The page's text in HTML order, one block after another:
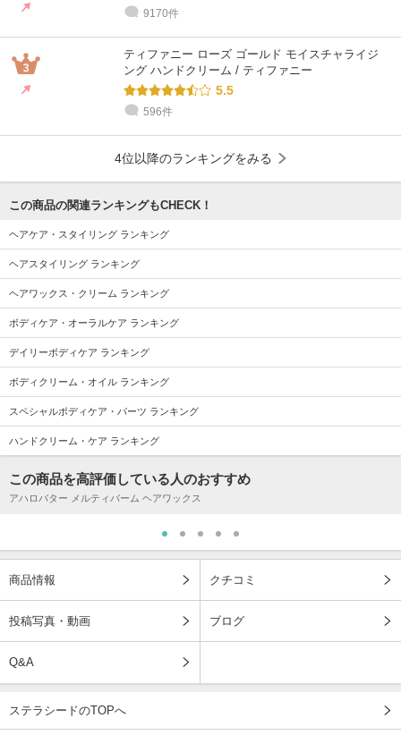
9170件
ティファニー ローズ ゴールド モイスチャライジ
ング ハンドクリーム / ティファニー
5.5
596件
4位以降のランキングをみる
この商品の関連ランキングもCHECK！
ヘアケア・スタイリング ランキング
ヘアスタイリング ランキング
ヘアワックス・クリーム ランキング
ボディケア・オーラルケア ランキング
デイリーボディケア ランキング
ボディクリーム・オイル ランキング
スペシャルボディケア・パーツ ランキング
ハンドクリーム・ケア ランキング
この商品を高評価している人のおすすめ
アハロバター メルティバーム ヘアワックス
商品情報 クチコミ
投稿写真・動画 ブログ
Q&A
ステラシードのTOPへ